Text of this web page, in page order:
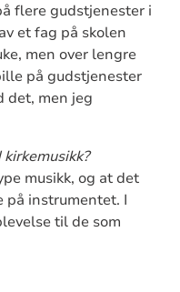
flere gudstjenester i
et fag på skolen
men over lengre
på gudstjenester
det, men jeg
musikk, og at det
på instrumentet. I
til de som